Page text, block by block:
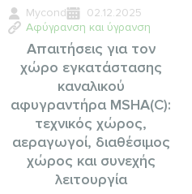
Mycond
02.12.2025
Αφύγρανση και ύγρανση
Απαιτήσεις για τον
χώρο εγκατάστασης
καναλικού
αφυγραντήρα MSHA(C):
τεχνικός χώρος,
αεραγωγοί, διαθέσιμος
χώρος και συνεχής
λειτουργία